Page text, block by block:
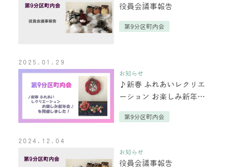
役員会議事報告
第9分区町内会
2025.01.29
お知らせ
♪新春 ふれあいレクリエ
ーション お楽しみ新年会
第9分区町内会
2024.12.04
お知らせ
役員会議事報告